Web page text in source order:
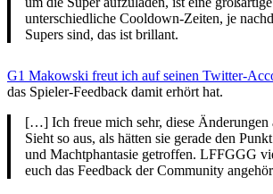
unterschiedliche Cooldown-Zeiten, je
Supers sind, das ist brillant.
G1 Makowski freut ich auf seinen Twitter-
das Spieler-Feedback damit erhört hat.
[…] Ich freue mich sehr, diese Änderungen
Sieht so aus, als hätten sie gerade den
und Machtphantasie getroffen. LFFGGG
euch das Feedback der Community